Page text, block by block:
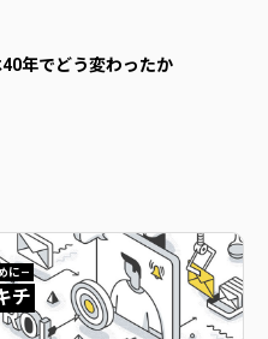
年でどう変わったか
に—
チ